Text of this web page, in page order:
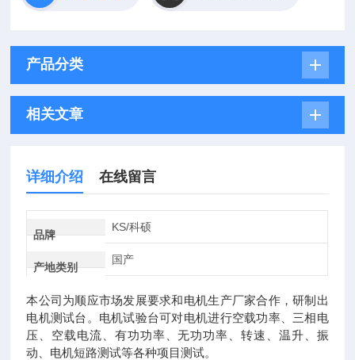
产品分类
相关文章
详细介绍 在线留言
品牌
KS/科硕
产地类别
国产
本公司为顺应市场发展要求和电机生产厂家合作，研制出
电机测试台。电机试验台可对电机进行空载功率、三相电
压、空载电流、有功功率、无功功率、转速、温升、振
动、电机短路测试等各种项目测试。